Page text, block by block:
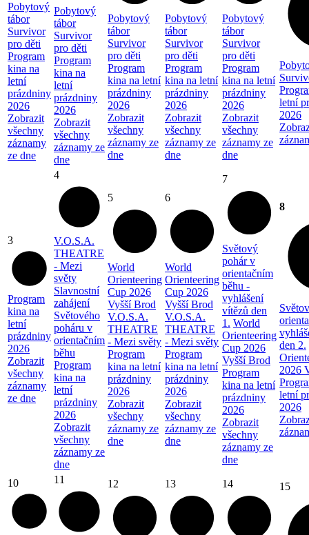
Pobytový
tábor
Survivor
pro děti
Program
kina na
letní
prázdniny
2026
Zobrazit
všechny
záznamy
ze dne
Pobytový
tábor
Survivor
pro děti
Program
kina na
letní
prázdniny
2026
Zobrazit
všechny
záznamy ze
dne
Pobytový
tábor
Survivor
pro děti
Program
kina na letní
prázdniny
2026
Zobrazit
všechny
záznamy ze
dne
Pobytový
tábor
Survivor
pro děti
Program
kina na letní
prázdniny
2026
Zobrazit
všechny
záznamy ze
dne
Pobytový
tábor
Survivor
pro děti
Program
kina na letní
prázdniny
2026
Zobrazit
všechny
záznamy ze
dne
letní
2026
3
Program
kina na
letní
prázdniny
2026
Zobrazit
všechny
záznamy
ze dne
4
V.O.S.A.
THEATRE
- Mezi
světy
Slavnostní
zahájení
Světového
poháru v
orientačním
běhu
Program
kina na
letní
prázdniny
2026
Zobrazit
všechny
záznamy ze
dne
5
World
Orienteering
Cup 2026
Vyšší Brod
V.O.S.A.
THEATRE
- Mezi světy
Program
kina na letní
prázdniny
2026
Zobrazit
všechny
záznamy ze
dne
6
World
Orienteering
Cup 2026
Vyšší Brod
V.O.S.A.
THEATRE
- Mezi světy
Program
kina na letní
prázdniny
2026
Zobrazit
všechny
záznamy ze
dne
7
Světový
pohár v
orientačním
běhu -
vyhlášení
vítězů den
1. World
Orienteering
Cup 2026
Vyšší Brod
Program
kina na letní
prázdniny
2026
Zobrazit
všechny
záznamy ze
dne
8
den 2.
2026
letní
2026
10 11 12 13 14 15